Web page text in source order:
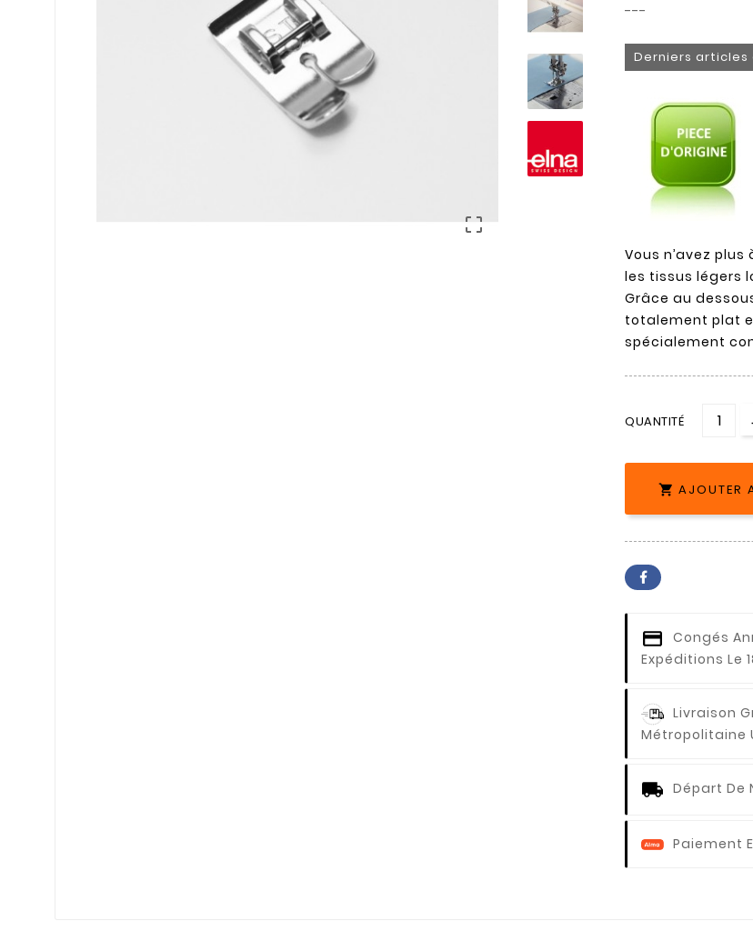

---
Derniers articles
Vous n’avez
les tissus légers
Grâce au
totalement plat
spécialement
QUANTITÉ
 AJOUTER
Congés
Expéditions Le
Livraison
Métropolitaine
Départ De
Paiement